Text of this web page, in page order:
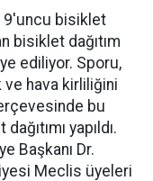
9'uncu bisiklet
bisiklet dağıtım
ediliyor. Sporu,
ve hava kirliliğini
bu
yapıldı.
Başkanı Dr.
Meclis üyeleri